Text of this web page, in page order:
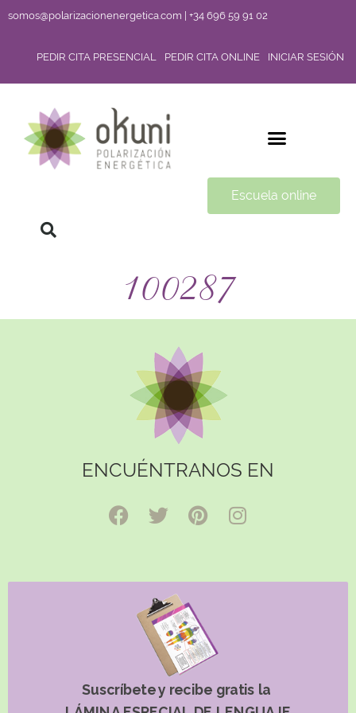
somos@polarizacionenergetica.com | +34 696 59 91 02
PEDIR CITA PRESENCIAL PEDIR CITA ONLINE INICIAR SESIÓN
Escuela online
100287
ENCUÉNTRANOS EN
Suscríbete y recibe gratis la